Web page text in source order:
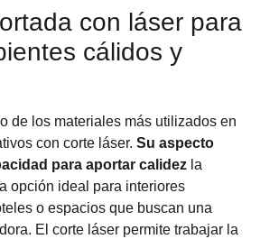
con láser para
cálidos y
de los materiales más utilizados en
con corte láser. Su aspecto
para aportar calidez la
opción ideal para interiores
o espacios que buscan una
El corte láser permite trabajar la